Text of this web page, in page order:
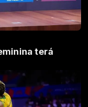
terá